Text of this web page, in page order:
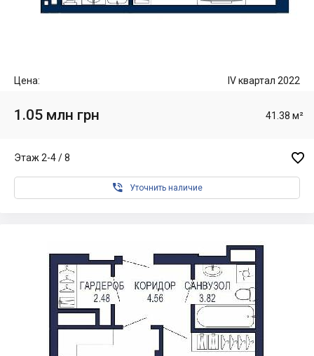
Цена: IV квартал 2022
1.05 млн грн 41.38 м²
Этаж 2-4 / 8 
 Уточнить наличие